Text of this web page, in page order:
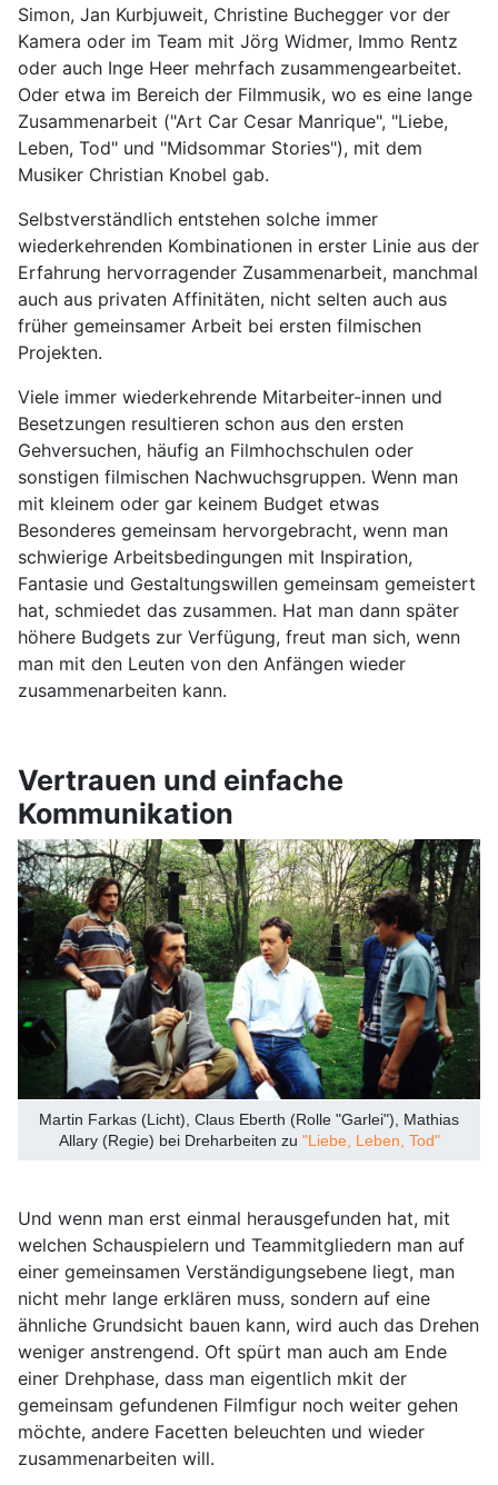
Simon, Jan Kurbjuweit, Christine Buchegger vor der
Kamera oder im Team mit Jörg Widmer, Immo Rentz
oder auch Inge Heer mehrfach zusammengearbeitet.
Oder etwa im Bereich der Filmmusik, wo es eine lange
Zusammenarbeit ("Art Car Cesar Manrique", "Liebe,
Leben, Tod" und "Midsommar Stories"), mit dem
Musiker Christian Knobel gab.
Selbstverständlich entstehen solche immer
wiederkehrenden Kombinationen in erster Linie aus der
Erfahrung hervorragender Zusammenarbeit, manchmal
auch aus privaten Affinitäten, nicht selten auch aus
früher gemeinsamer Arbeit bei ersten filmischen
Projekten.
Viele immer wiederkehrende Mitarbeiter-innen und
Besetzungen resultieren schon aus den ersten
Gehversuchen, häufig an Filmhochschulen oder
sonstigen filmischen Nachwuchsgruppen. Wenn man
mit kleinem oder gar keinem Budget etwas
Besonderes gemeinsam hervorgebracht, wenn man
schwierige Arbeitsbedingungen mit Inspiration,
Fantasie und Gestaltungswillen gemeinsam gemeistert
hat, schmiedet das zusammen. Hat man dann später
höhere Budgets zur Verfügung, freut man sich, wenn
man mit den Leuten von den Anfängen wieder
zusammenarbeiten kann.
Vertrauen und einfache
Kommunikation
Martin Farkas (Licht), Claus Eberth (Rolle "Garlei"), Mathias
Allary (Regie) bei Dreharbeiten zu "Liebe, Leben, Tod"
Und wenn man erst einmal herausgefunden hat, mit
welchen Schauspielern und Teammitgliedern man auf
einer gemeinsamen Verständigungsebene liegt, man
nicht mehr lange erklären muss, sondern auf eine
ähnliche Grundsicht bauen kann, wird auch das Drehen
weniger anstrengend. Oft spürt man auch am Ende
einer Drehphase, dass man eigentlich mkit der
gemeinsam gefundenen Filmfigur noch weiter gehen
möchte, andere Facetten beleuchten und wieder
zusammenarbeiten will.